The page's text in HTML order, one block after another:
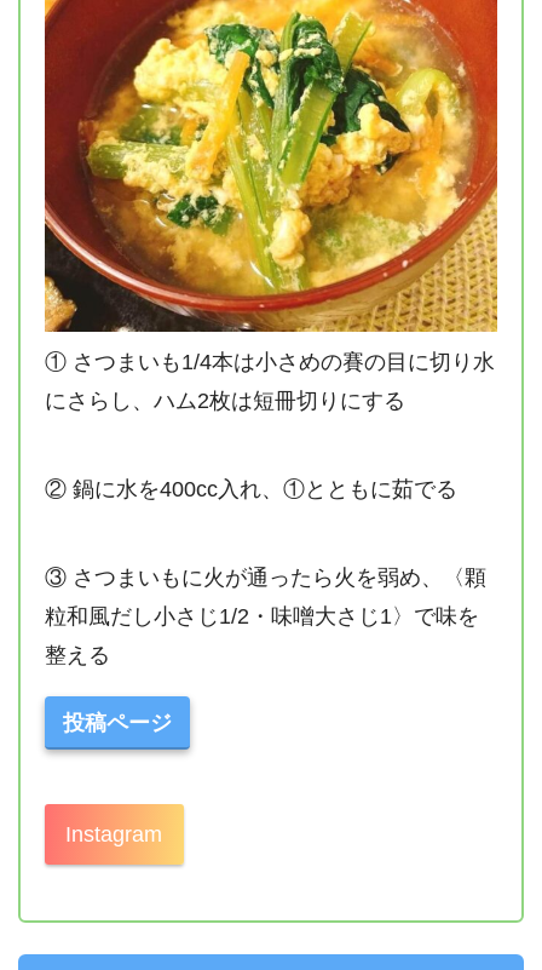
① さつまいも1/4本は小さめの賽の目に切り水
にさらし、ハム2枚は短冊切りにする
② 鍋に水を400cc入れ、①とともに茹でる
③ さつまいもに火が通ったら火を弱め、〈顆
粒和風だし小さじ1/2・味噌大さじ1〉で味を
整える
投稿ページ
Instagram